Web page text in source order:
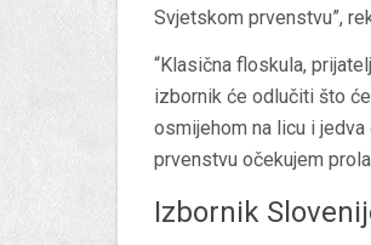
Svjetskom prvenstvu”,
“Klasična floskula,
izbornik će odlučiti što
osmijehom na licu i
prvenstvu očekujem
Izbornik